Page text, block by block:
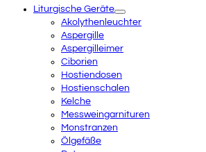
Liturgische Geräte
Akolythenleuchter
Aspergille
Aspergilleimer
Ciborien
Hostiendosen
Hostienschalen
Kelche
Messweingarnituren
Monstranzen
Ölgefäße